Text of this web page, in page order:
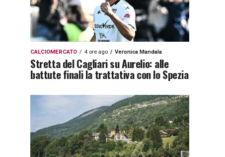
CALCIOMERCATO 4 ore ago Veronica Mandala
Stretta del Cagliari su Aurelio: alle
battute finali la trattativa con lo Spezia